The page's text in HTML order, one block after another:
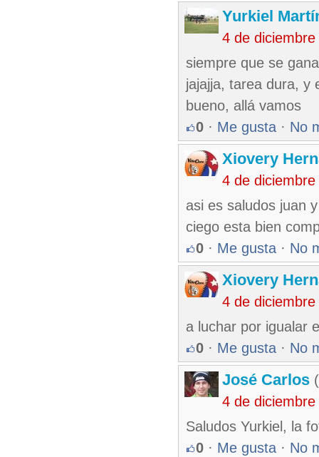
Yurkiel
4 de
siempre que se
jajajja, tarea dura, y
bueno, allá vamos
0 · Me gusta · No
Xiovery
4 de
asi es saludos juan
ciego esta bien
0 · Me gusta · No
Xiovery
4 de
a luchar por igualar
0 · Me gusta · No
José Carlos
4 de
Saludos Yurkiel, la
0 · Me gusta · No